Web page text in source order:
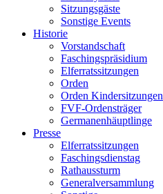
Sitzungsgäste
Sonstige Events
Historie
Vorstandschaft
Faschingspräsidium
Elferratssitzungen
Orden
Orden Kindersitzungen
FVF-Ordensträger
Germanenhäuptlinge
Presse
Elferratssitzungen
Faschingsdienstag
Rathaussturm
Generalversammlung